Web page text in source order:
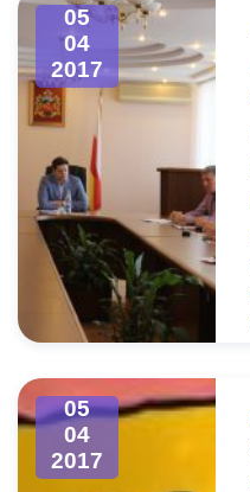
05
04
2017
05
04
2017